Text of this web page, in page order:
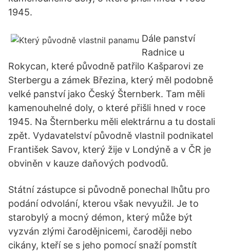
1945.
Dále panství
Radnice u
Rokycan, které původně patřilo Kašparovi ze
Sterbergu a zámek Březina, který měl podobně
velké panství jako Český Šternberk. Tam měli
kamenouhelné doly, o které přišli hned v roce
1945. Na Šternberku měli elektrárnu a tu dostali
zpět. Vydavatelství původně vlastnil podnikatel
František Savov, který žije v Londýně a v ČR je
obviněn v kauze daňových podvodů.
Státní zástupce si původně ponechal lhůtu pro
podání odvolání, kterou však nevyužil. Je to
starobylý a mocný démon, který může být
vyzván zlými čarodějnicemi, čaroději nebo
cikány, kteří se s jeho pomocí snaží pomstít